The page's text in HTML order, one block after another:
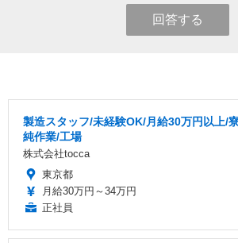
回答する
製造スタッフ/未経験OK/月給30万円以上/
純作業/工場
株式会社tocca
東京都
月給30万円～34万円
正社員